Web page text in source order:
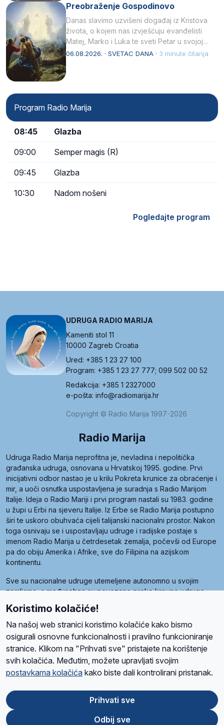
Preobraženje Gospodinovo
Danas slavimo uzvišeni događaj iz Kristova
života, o kojem nas izvješćuju evanđelisti
Matej, Marko i Luka te sveti Petar u svojoj
drugoj…
06.08.2026. · SVETAC DANA · 3 minute čitanja
Program Radio Marija
08:45 Glazba
09:00 Semper magis (R)
09:45 Glazba
10:30 Nadom nošeni
Pogledajte program
UDRUGA RADIO MARIJA
Kameniti stol 11
10000 Zagreb Croatia
Ured: +385 1 23 27 100
Program: +385 1 23 27 777; 099 502 00 52
Redakcija: +385 1 2327000
e-pošta: info@radiomarija.hr
Copyright © Radio Marija 1997-2026
Radio Marija
Udruga Radio Marija neprofitna je, nevladina i nepolitička
građanska udruga, osnovana u Hrvatskoj 1995. godine. Prvi
inicijativni odbor nastao je u krilu Pokreta krunice za obraćenje i
mir, a uoči osnutka uspostavljena je suradnja s Radio Marijom
Italije. Ideja o Radio Mariji i prvi program nastali su 1983. godine
u župi u Erbi na sjeveru Italije. Iz Erbe se Radio Marija postupno
širi te uskoro obuhvaća cijeli talijanski nacionalni prostor. Nakon
toga osnivaju se i uspostavljaju udruge i radijske postaje s
imenom Radio Marija u četrdesetak zemalja, počevši od Europe
pa do obiju Amerika i Afrike, sve do Filipina na azijskom
kontinentu.
Sve su nacionalne udruge utemeljene autonomno u svojim
zemljama, a međusobna su povezane preko krovne udruge
Radio Maria). Svjetsku obitelj utemeljilo je sedam članica, među
kojima je i hrvatska Udruga Radio Marija.
O namaRadio ProgramVolonteriPrijateljiKontaktPravila privatnosti
Ova stranica je zaštićena Google reCAPTCHA sustavom
Google
Koristimo kolačiće!
Na našoj web stranici koristimo kolačiće kako bismo
osigurali osnovne funkcionalnosti i pravilno funkcioniranje
stranice. Klikom na "Prihvati sve" pristajete na korištenje
svih kolačića. Međutim, možete upravljati svojim
postavkama kolačića kako biste dali kontrolirani pristanak.
Prihvati sve
Odbij sve